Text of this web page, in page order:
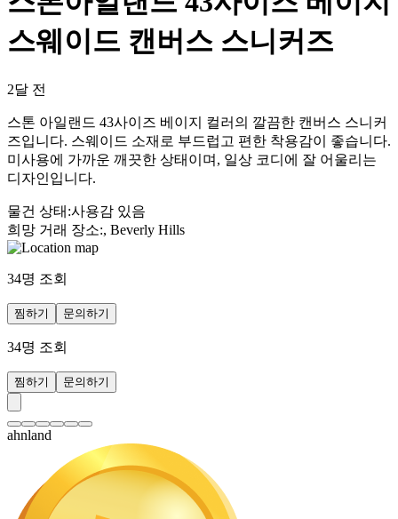
스웨이드 캔버스 스니커즈
2달 전
스톤 아일랜드 43사이즈 베이지 컬러의 깔끔한 캔버스 스니커
즈입니다. 스웨이드 소재로 부드럽고 편한 착용감이 좋습니다.
미사용에 가까운 깨끗한 상태이며, 일상 코디에 잘 어울리는
디자인입니다.
물건 상태 :사용감 있음
희망 거래 장소:, Beverly Hills
34명 조회
찜하기 문의하기
34명 조회
찜하기 문의하기
ahnland